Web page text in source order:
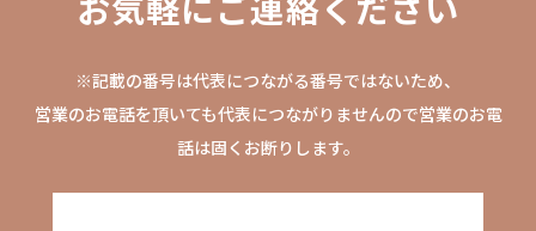
※記載の番号は代表につながる番号ではないため、
営業のお電話を頂いても代表につながりませんので営業のお電
話は固くお断りします。